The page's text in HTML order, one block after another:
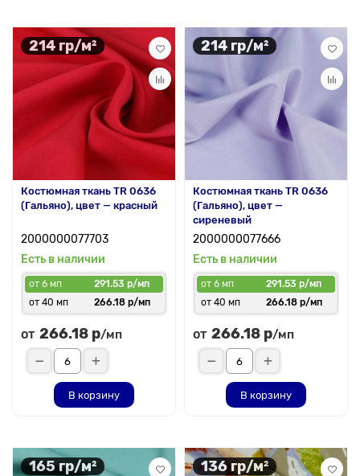
214 гр/м²
Костюмная ткань TR 0636
(Гальяно), цвет — красный
2000000077703
Есть в наличии
от 6 мп
291.53 р/мп
от 40 мп
266.18 р/мп
от 266.18 р/мп
В корзину
214 гр/м²
Костюмная ткань TR 0636
(Гальяно), цвет —
сиреневый
2000000077666
Есть в наличии
от 6 мп
291.53 р/мп
от 40 мп
266.18 р/мп
от 266.18 р/мп
В корзину
165 гр/м² 136 гр/м²